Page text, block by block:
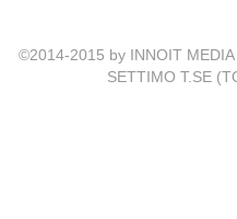
©2014-2015 by INNOIT
SETTIMO T.SE